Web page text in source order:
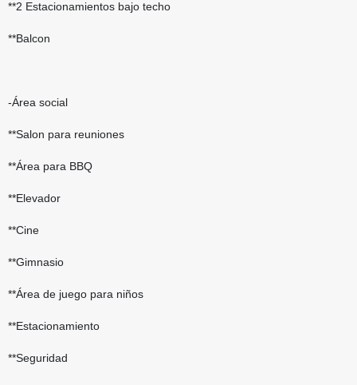
**2 Estacionamientos bajo techo
**Balcon
-Área social
**Salon para reuniones
**Área para BBQ
**Elevador
**Cine
**Gimnasio
**Área de juego para niños
**Estacionamiento
**Seguridad